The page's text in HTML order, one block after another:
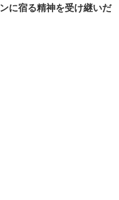
に宿る精神を受け継いだ